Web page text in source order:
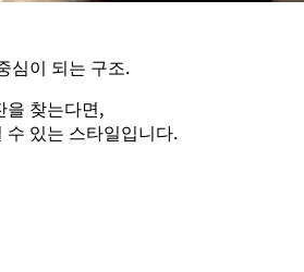
심이 되는 구조.
을 찾는다면,
있는 스타일입니다.